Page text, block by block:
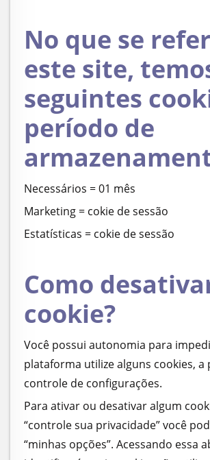
No que se
este site,
seguintes
período de
Necessários = 01 mês
Marketing = cokie de sessão
Estatísticas = cokie de sessão
Como
cookie?
Você possui autonomia para
plataforma utilize alguns cookies, a
controle de configurações.
Para ativar ou desativar algum
“controle sua privacidade” você
“minhas opções”. Acessando essa